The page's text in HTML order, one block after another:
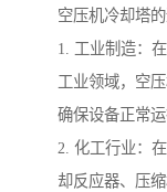
空压机冷却塔
1. 工业制造：
工业领域，空
确保设备正常运
2. 化工行业：
却反应器、压